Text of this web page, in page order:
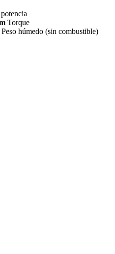
potencia
Torque
Peso húmedo (sin combustible)